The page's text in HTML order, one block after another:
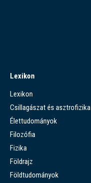
Lexikon
Lexikon
Csillagászat és asztrofizika
Élettudományok
Filozófia
Fizika
Földrajz
Földtudományok